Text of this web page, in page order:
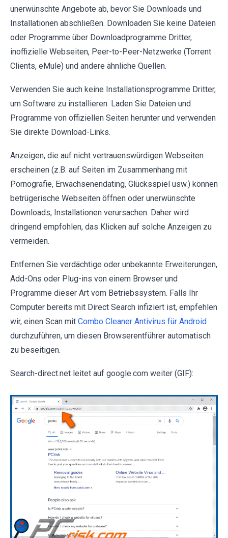
unerwünschte Angebote ab, bevor Sie Downloads und
Installationen abschließen. Downloaden Sie keine Dateien
oder Programme über Downloadprogramme Dritter,
inoffizielle Webseiten, Peer-to-Peer-Netzwerke (Torrent
Clients, eMule) und andere ähnliche Quellen.
Verwenden Sie auch keine Installationsprogramme Dritter,
um Software zu installieren. Laden Sie Dateien und
Programme von offiziellen Seiten herunter und verwenden
Sie direkte Download-Links.
Anzeigen, die auf nicht vertrauenswürdigen Webseiten
erscheinen (z.B. auf Seiten im Zusammenhang mit
Pornografie, Erwachsenendating, Glücksspiel usw.) können
betrügerische Webseiten öffnen oder unerwünschte
Downloads, Installationen verursachen. Daher wird
dringend empfohlen, das Klicken auf solche Anzeigen zu
vermeiden.
Entfernen Sie verdächtige oder unbekannte Erweiterungen,
Add-Ons oder Plug-ins von einem Browser und
Programme dieser Art vom Betriebssystem. Falls Ihr
Computer bereits mit Direct Search infiziert ist, empfehlen
wir, einen Scan mit Combo Cleaner Antivirus für Android
durchzuführen, um diesen Browserentführer automatisch
zu beseitigen.
Search-direct.net leitet auf google.com weiter (GIF):